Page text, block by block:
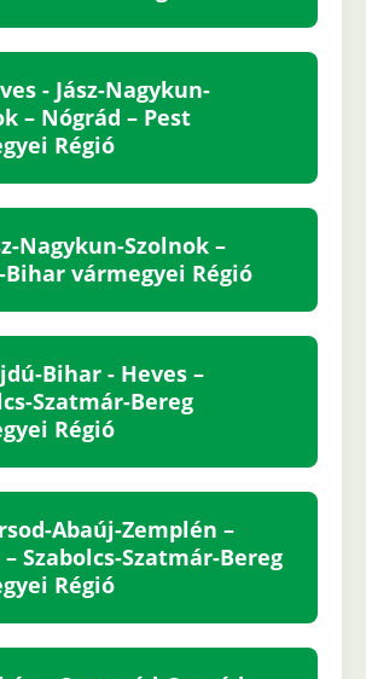
- Jász-Nagykun-
– Nógrád – Pest
Régió
Nagykun-Szolnok –
Bihar vármegyei Régió
Bihar - Heves –
Szatmár-Bereg
Régió
Abaúj-Zemplén –
– Szabolcs-Szatmár-Bereg
Régió